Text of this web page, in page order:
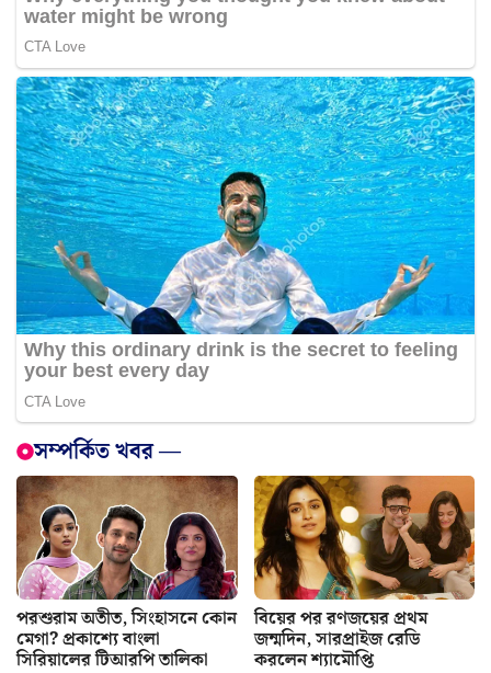
সম্পর্কিত খবর —
পরশুরাম অতীত, সিংহাসনে কোন
মেগা? প্রকাশ্যে বাংলা
সিরিয়ালের টিআরপি তালিকা
বিয়ের পর রণজয়ের প্রথম
জন্মদিন, সারপ্রাইজ রেডি
করলেন শ্যামৌপ্তি